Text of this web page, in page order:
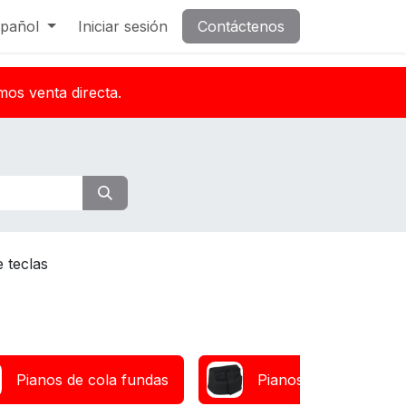
Iniciar sesión Contáctenos
venta directa.
teclas
Pianos de cola fundas Pianos digitales